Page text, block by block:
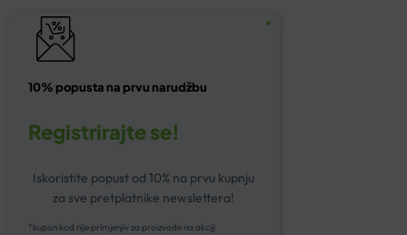
10% popusta na prvu narudžbu
Registrirajte se!
Iskoristite popust od 10% na prvu kupnju
za sve pretplatnike newslettera!
*kupon kod nije primjenjiv za proizvode na akciji